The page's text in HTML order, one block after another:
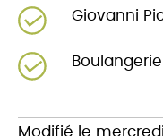
Giovanni
Modifié le